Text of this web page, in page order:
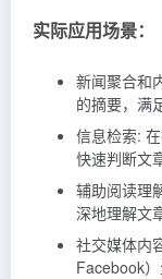
实际应用场景：
新闻聚合和
的摘要，满
信息检索:
快速判断文
辅助阅读理
深地理解文
社交媒体内
Facebook）